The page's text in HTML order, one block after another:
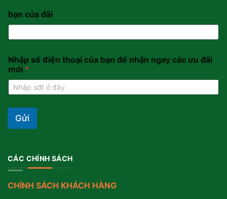
bạn của đãi
Nhập số điện thoại của bạn để nhận ngay các ưu đãi
mới *
Gửi
CÁC CHÍNH SÁCH
CHÍNH SÁCH KHÁCH HÀNG